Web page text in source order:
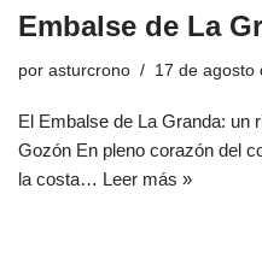
Embalse de La
por asturcrono 17 de agosto
El Embalse de La Granda: un
Gozón En pleno corazón del
la costa… Leer más »